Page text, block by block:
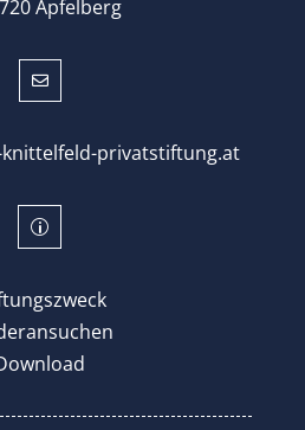
Apfelberg

knittelfeld-privatstiftung.at
p